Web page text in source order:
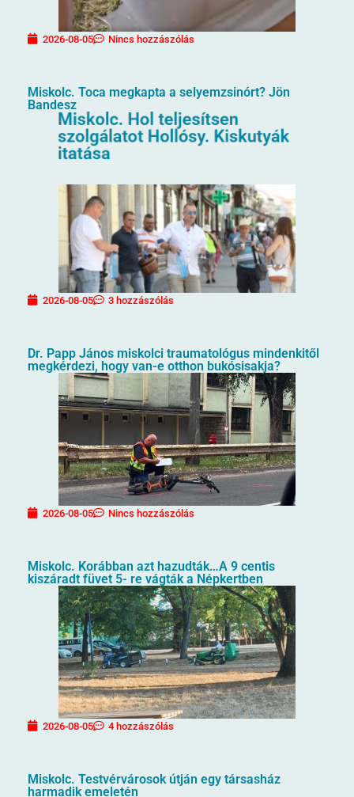
2026-08-05 Nincs hozzászólás
Miskolc. Toca megkapta a selyemzsinórt? Jön
Bandesz
2026-08-05 3 hozzászólás
Dr. Papp János miskolci traumatológus mindenkitől
megkérdezi, hogy van-e otthon bukósisakja?
2026-08-05 Nincs hozzászólás
Miskolc. Korábban azt hazudták…A 9 centis
kiszáradt füvet 5- re vágták a Népkertben
2026-08-05 4 hozzászólás
Miskolc. Testvérvárosok útján egy társasház
harmadik emeletén